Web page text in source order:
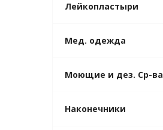
Лейкопластыри
Мед. одежда
Моющие и дез. Ср-ва
Наконечники